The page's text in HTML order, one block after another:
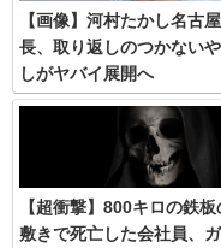
【画像】河村たかし名古
長、取り返しのつかない
しがヤバイ展開へ
【超衝撃】800キロの鉄板
敷きで死亡した会社員、